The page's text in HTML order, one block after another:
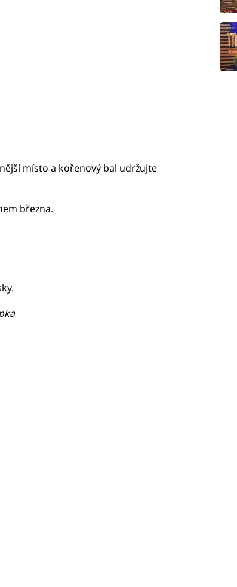
místo a kořenový bal udržujte
března.